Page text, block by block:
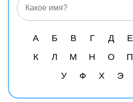
А Б В Г Д Е
К
Л М Н О П
У
Ф Х Э